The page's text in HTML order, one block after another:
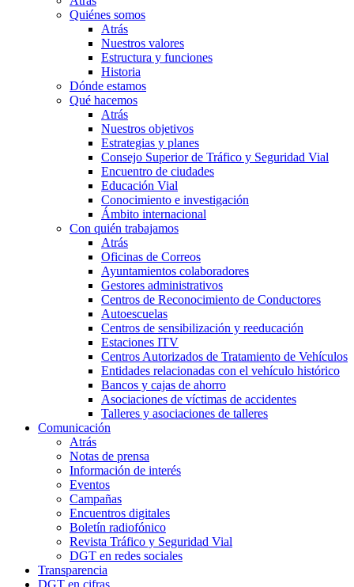
Quiénes somos
Atrás
Nuestros valores
Estructura y funciones
Historia
Dónde estamos
Qué hacemos
Atrás
Nuestros objetivos
Estrategias y planes
Consejo Superior de Tráfico y Seguridad Vial
Encuentro de ciudades
Educación Vial
Conocimiento e investigación
Ámbito internacional
Con quién trabajamos
Atrás
Oficinas de Correos
Ayuntamientos colaboradores
Gestores administrativos
Centros de Reconocimiento de Conductores
Autoescuelas
Centros de sensibilización y reeducación
Estaciones ITV
Centros Autorizados de Tratamiento de Vehículos
Entidades relacionadas con el vehículo histórico
Bancos y cajas de ahorro
Asociaciones de víctimas de accidentes
Talleres y asociaciones de talleres
Comunicación
Atrás
Notas de prensa
Información de interés
Eventos
Campañas
Encuentros digitales
Boletín radiofónico
Revista Tráfico y Seguridad Vial
DGT en redes sociales
Transparencia